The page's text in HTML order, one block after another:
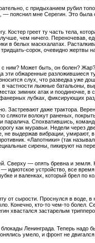
с придыханием рубил
— пояснил мне Серегин. Это была
греет ту часть тела,
чем ничего. Переночевав,
в белых маскхалатах.
сорок, очевидно жертвы
с ним? Может быть, он болен?
обжаренные разложившиеся
слух, что разведка уже
частности лыжные батальоны,
зимних атак и поодиночке, в
лубках, фиксирующих
Застревают даже трактора.
слякоти волокут раненых,
паралича. Спохватившись,
как муравьи. Недели через
не выдержав вибрации, умирают,
«Лапотники» (так
сирены, пикируют на
Сверху — опять бревна и земля.
идиотское устройство, все
и валенках, который брел по
от сырости. Проснулся в воде,
Конечно, кто-то чем-то болел.
хвастался застарелым
Ленинграда. Теперь надо
умело, и фронт не двигался.